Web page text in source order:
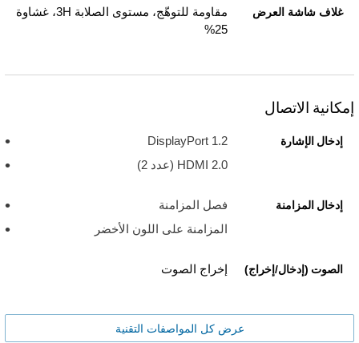
غلاف شاشة العرض
مقاومة للتوهّج، مستوى الصلابة 3H، غشاوة
25%
إمكانية الاتصال
إدخال الإشارة
DisplayPort 1.2‏‎
HDMI 2.0 (عدد 2)
إدخال المزامنة
فصل المزامنة
المزامنة على اللون الأخضر
الصوت (إدخال/إخراج) إخراج الصوت
عرض كل المواصفات التقنية